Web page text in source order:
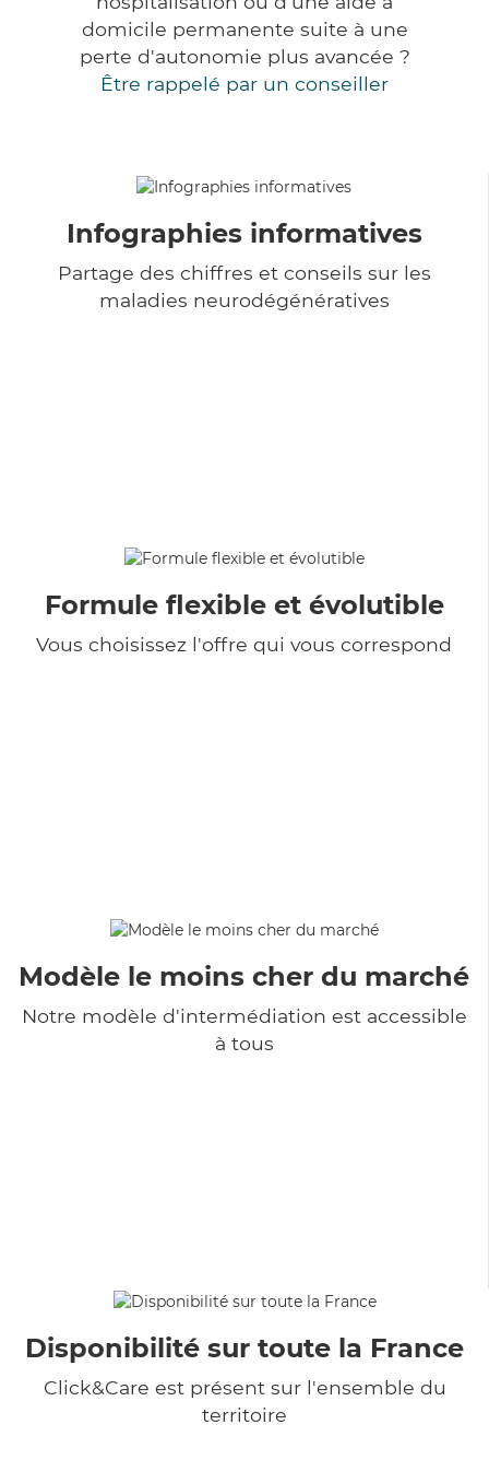
domicile permanente suite à une
perte d'autonomie plus avancée ?
Être rappelé par un conseiller
Infographies informatives
Partage des chiffres et conseils sur les
maladies neurodégénératives
Formule flexible et évolutible
Vous choisissez l'offre qui vous correspond
Modèle le moins cher du marché
Notre modèle d'intermédiation est accessible
à tous
Disponibilité sur toute la France
Click&Care est présent sur l'ensemble du
territoire